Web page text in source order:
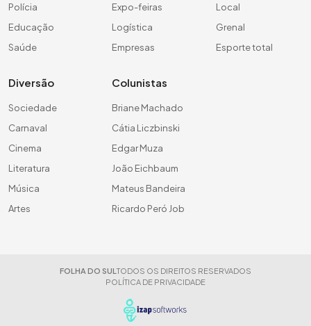
Polícia
Educação
Saúde
Expo-feiras
Logística
Empresas
Local
Grenal
Esporte total
Diversão
Sociedade
Carnaval
Cinema
Literatura
Música
Artes
Colunistas
Briane Machado
Cátia Liczbinski
Edgar Muza
João Eichbaum
Mateus Bandeira
Ricardo Peró Job
FOLHA DO SUL TODOS OS DIREITOS RESERVADOS
POLÍTICA DE PRIVACIDADE